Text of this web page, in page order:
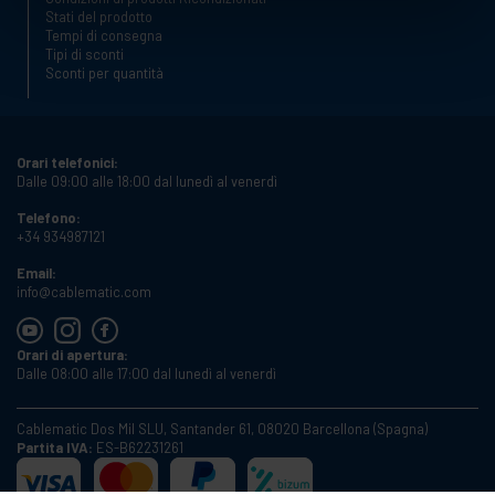
Stati del prodotto
Tempi di consegna
Tipi di sconti
Sconti per quantità
Orari telefonici:
Dalle 09:00 alle 18:00 dal lunedì al venerdì
Telefono:
+34 934987121
Email:
info@cablematic.com
Orari di apertura:
Dalle 08:00 alle 17:00 dal lunedì al venerdì
Cablematic Dos Mil SLU, Santander 61, 08020 Barcellona (Spagna)
Partita IVA: ES-B62231261